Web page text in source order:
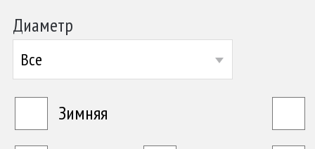
Диаметр
Все
Зимняя